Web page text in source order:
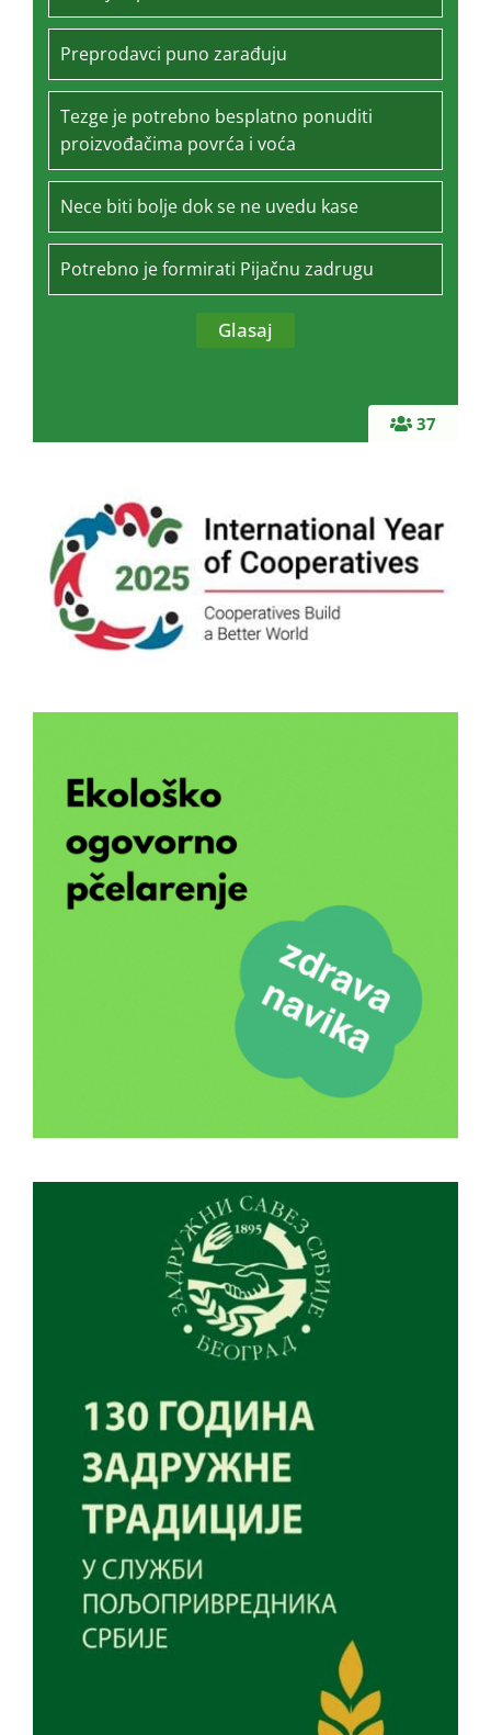
37
Preprodavci puno zarađuju
Tezge je potrebno besplatno ponuditi
proizvođačima povrća i voća
Nece biti bolje dok se ne uvedu kase
Potrebno je formirati Pijačnu zadrugu